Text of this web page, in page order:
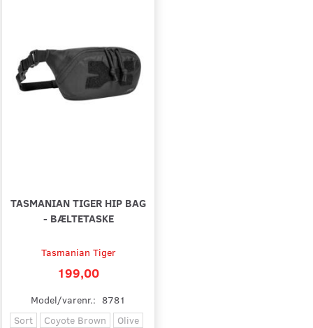
TASMANIAN TIGER HIP BAG
- BÆLTETASKE
Tasmanian Tiger
199,00
Model/varenr.: 8781
Sort
Coyote Brown Olive